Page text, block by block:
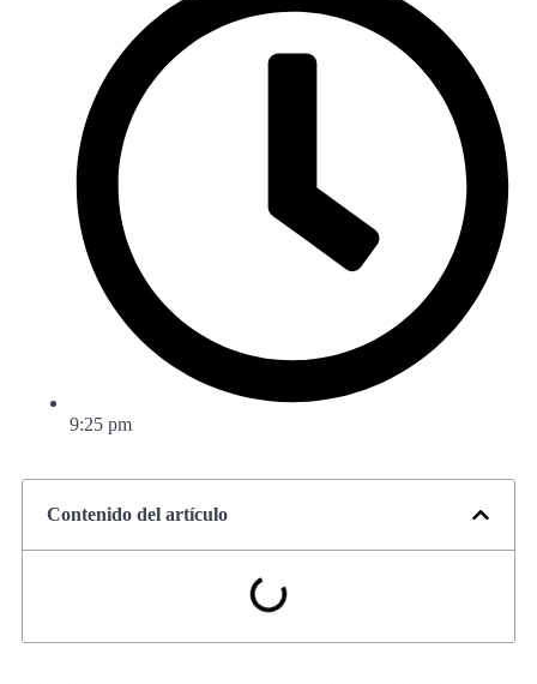
9:25 pm
Contenido del artículo